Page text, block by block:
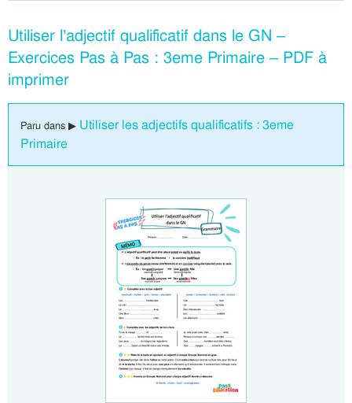
Utiliser l’adjectif qualificatif dans le GN –
Exercices Pas à Pas : 3eme Primaire – PDF à
imprimer
Paru dans ▶ Utiliser les adjectifs qualificatifs : 3eme
Primaire